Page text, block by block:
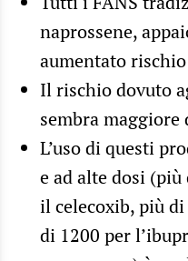
naprossene,
aumentato
Il rischio dovuto
sembra
L’uso di questi
e ad alte dosi
il celecoxib, più
di 1200 per